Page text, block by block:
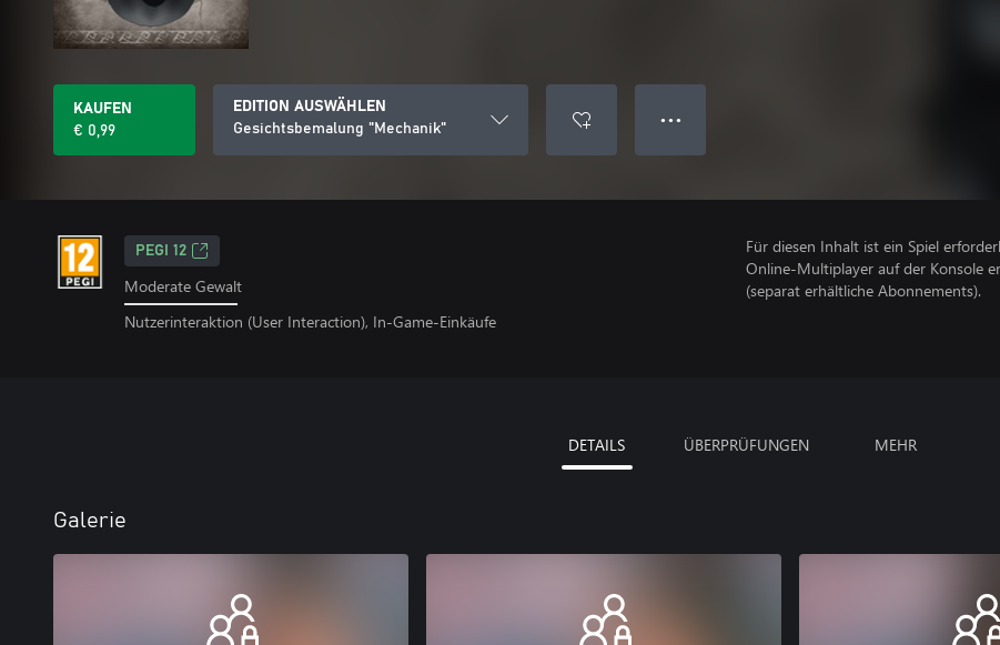
KAUFEN
€ 0,99
EDITION AUSWÄHLEN
Gesichtsbemalung "Mechanik"
● ● ●
PEGI 12
Moderate Gewalt
Nutzerinteraktion (User Interaction), In-Game-Einkäufe
Für diesen Inhalt ist ein Spiel
Online-Multiplayer auf der Konsole
(separat erhältliche Abonnements).
DETAILS ÜBERPRÜFUNGEN MEHR
Galerie